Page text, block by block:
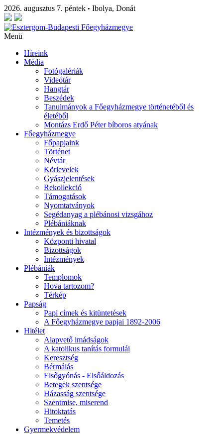
2026. augusztus 7. péntek • Ibolya, Donát
Menü
Híreink
Média
Fotógalériák
Videótár
Hangtár
Beszédek
Tanulmányok a Főegyházmegye történetéből és
életéből
Montázs Erdő Péter bíboros atyának
Főegyházmegye
Főpapjaink
Történet
Névtár
Körlevelek
Gyászjelentések
Rekollekció
Támogatások
Nyomtatványok
Segédanyag a plébánosi vizsgához
Plébániáknak
Intézmények és bizottságok
Központi hivatal
Bizottságok
Intézmények
Plébániák
Templomok
Hova tartozom?
Térkép
Papság
Papi címek és kitüntetések
A Főegyházmegye papjai 1892-2006
Hitélet
Alapvető imádságok
A katolikus tanítás formulái
Keresztség
Bérmálás
Elsőgyónás - Elsőáldozás
Betegek szentsége
Házasság szentsége
Szentmise, miserend
Hitoktatás
Temetés
Gyermekvédelem